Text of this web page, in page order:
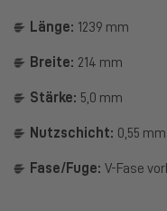
Länge: 1239 mm
Breite: 214 mm
Stärke: 5,0 mm
Nutzschicht: 0,55 mm
Fase/Fuge: V-Fase